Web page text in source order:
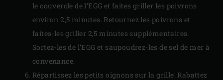
le couvercle de l’EGG et faites griller les poivrons
environ 2,5 minutes. Retournez les poivrons et
faites-les griller 2,5 minutes supplémentaires.
Sortez-les de l’EGG et saupoudrez-les de sel de mer à
convenance.
Répartissez les petits oignons sur la grille. Rabattez